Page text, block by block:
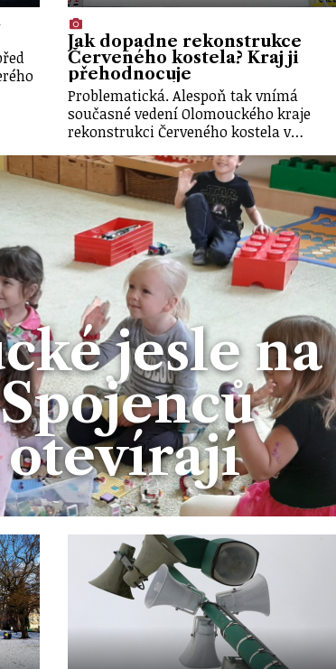
Jak dopadne rekonstrukce
Červeného kostela? Kraj ji
přehodnocuje
Problematická. Alespoň tak vnímá
současné vedení Olomouckého kraje
rekonstrukci Červeného kostela v…
jesle na